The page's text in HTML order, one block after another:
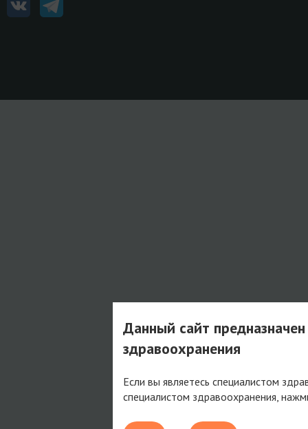
Данный сайт
здравоохранения
Если вы являетесь специалистом
специалистом здравоохранения,